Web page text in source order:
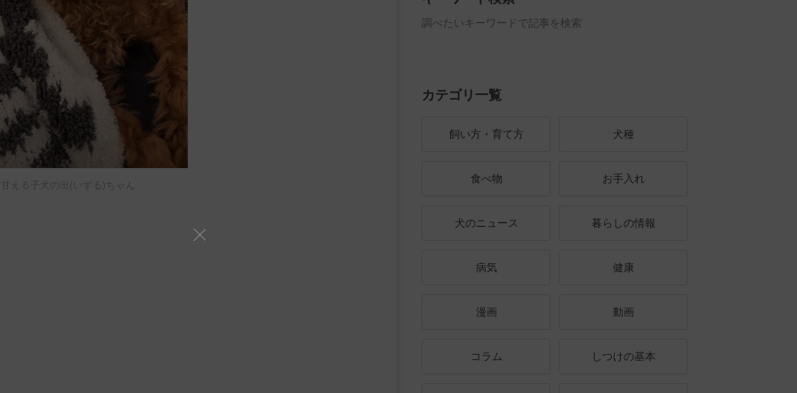
える子犬の出(いずる)ちゃん
調べたいキーワードで記事を検索
カテゴリ一覧
飼い方・育て方 犬種
食べ物 お手入れ
犬のニュース 暮らしの情報
病気 健康
漫画 動画
コラム しつけの基本